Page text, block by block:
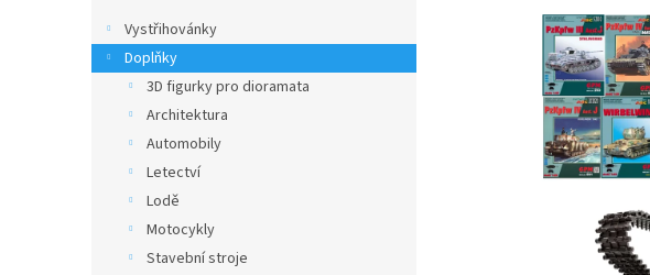
a
n
Vystřihovánky
Doplňky
3D figurky pro dioramata
Architektura
Automobily
Letectví
Lodě
Motocykly
Stavební stroje